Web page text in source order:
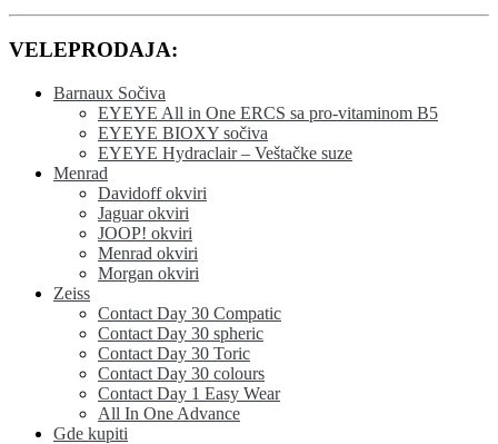
VELEPRODAJA:
Barnaux Sočiva
EYEYE All in One ERCS sa pro-vitaminom B5
EYEYE BIOXY sočiva
EYEYE Hydraclair – Veštačke suze
Menrad
Davidoff okviri
Jaguar okviri
JOOP! okviri
Menrad okviri
Morgan okviri
Zeiss
Contact Day 30 Compatic
Contact Day 30 spheric
Contact Day 30 Toric
Contact Day 30 colours
Contact Day 1 Easy Wear
All In One Advance
Gde kupiti